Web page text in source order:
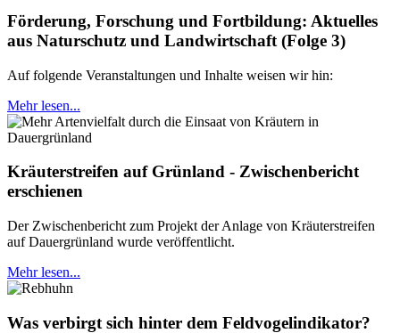
Förderung, Forschung und Fortbildung: Aktuelles
aus Naturschutz und Landwirtschaft (Folge 3)
Auf folgende Veranstaltungen und Inhalte weisen wir hin:
Mehr lesen...
Kräuterstreifen auf Grünland - Zwischenbericht
erschienen
Der Zwischenbericht zum Projekt der Anlage von Kräuterstreifen
auf Dauergrünland wurde veröffentlicht.
Mehr lesen...
Was verbirgt sich hinter dem Feldvogelindikator?